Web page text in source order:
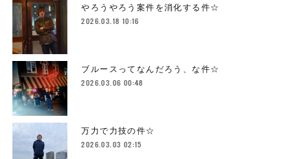
やろうやろう案件を消化する件☆
2026.03.18 10:16
ブルースってなんだろう、な件☆
2026.03.06 00:48
万力で力技の件☆
2026.03.03 02:15